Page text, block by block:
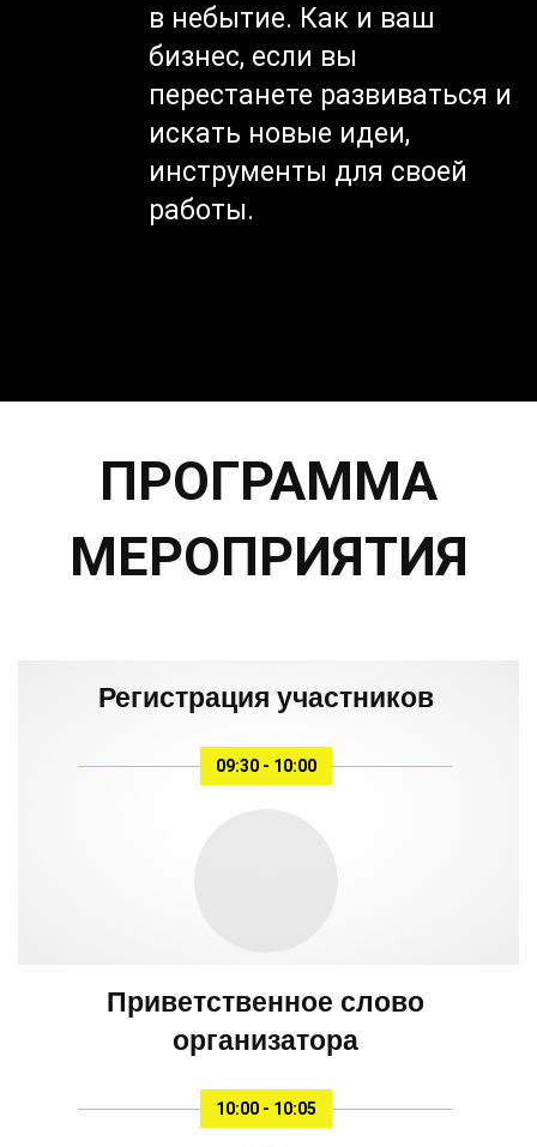
в небытие. Как и ваш
бизнес, если вы
перестанете развиваться и
искать новые идеи,
инструменты для своей
работы.
ПРОГРАММА
МЕРОПРИЯТИЯ
09:30 - 10:00
Регистрация участников
10:00 - 10:05
Приветственное слово
организатора